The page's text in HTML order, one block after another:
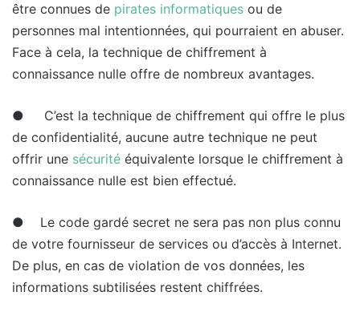
être connues de pirates informatiques ou de
personnes mal intentionnées, qui pourraient en abuser.
Face à cela, la technique de chiffrement à
connaissance nulle offre de nombreux avantages.
● C’est la technique de chiffrement qui offre le plus
de confidentialité, aucune autre technique ne peut
offrir une sécurité équivalente lorsque le chiffrement à
connaissance nulle est bien effectué.
● Le code gardé secret ne sera pas non plus connu
de votre fournisseur de services ou d’accès à Internet.
De plus, en cas de violation de vos données, les
informations subtilisées restent chiffrées.